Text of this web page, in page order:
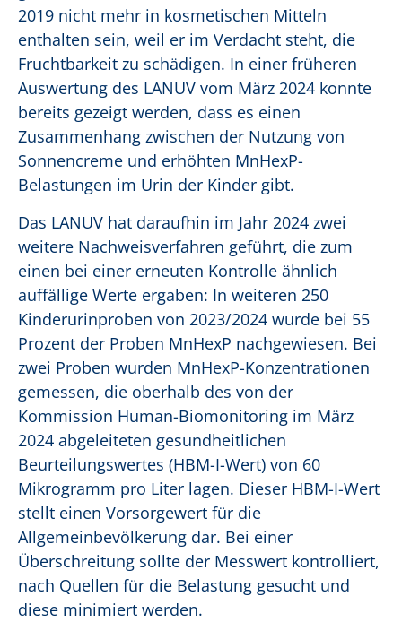
2019 nicht mehr in kosmetischen Mitteln
enthalten sein, weil er im Verdacht steht, die
Fruchtbarkeit zu schädigen. In einer früheren
Auswertung des LANUV vom März 2024 konnte
bereits gezeigt werden, dass es einen
Zusammenhang zwischen der Nutzung von
Sonnencreme und erhöhten MnHexP-
Belastungen im Urin der Kinder gibt.
Das LANUV hat daraufhin im Jahr 2024 zwei
weitere Nachweisverfahren geführt, die zum
einen bei einer erneuten Kontrolle ähnlich
auffällige Werte ergaben: In weiteren 250
Kinderurinproben von 2023/2024 wurde bei 55
Prozent der Proben MnHexP nachgewiesen. Bei
zwei Proben wurden MnHexP-Konzentrationen
gemessen, die oberhalb des von der
Kommission Human-Biomonitoring im März
2024 abgeleiteten gesundheitlichen
Beurteilungswertes (HBM-I-Wert) von 60
Mikrogramm pro Liter lagen. Dieser HBM-I-Wert
stellt einen Vorsorgewert für die
Allgemeinbevölkerung dar. Bei einer
Überschreitung sollte der Messwert kontrolliert,
nach Quellen für die Belastung gesucht und
diese minimiert werden.